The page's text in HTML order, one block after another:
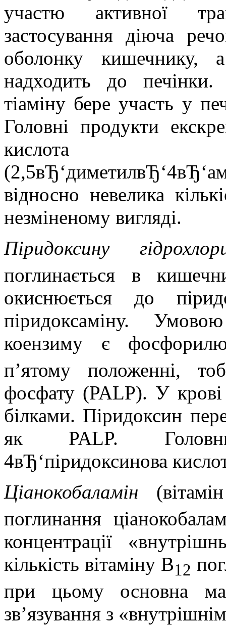
участю активної
застосування діюча
оболонку кишечнику,
надходить до печінки.
тіаміну бере участь у
Головні продукти
кислота
відносно невелика
незміненому вигляді.
Піридоксину
поглинається в
окиснюється до
піридоксаміну.
коензиму є
п’ятому положенні,
фосфату (PALP). У крові
білками. Піридоксин
як PALP.
4вЂ‘піридоксинова
Ціанокобаламін
поглинання
концентрації
кількість вітаміну В12
при цьому основна
зв’язування з